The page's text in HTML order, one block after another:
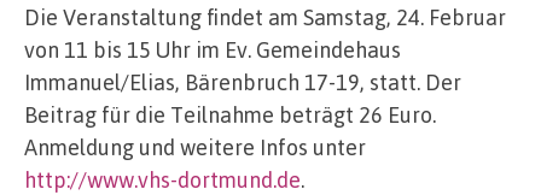
Die Veranstaltung findet am Samstag, 24. Februar
von 11 bis 15 Uhr im Ev. Gemeindehaus
Immanuel/Elias, Bärenbruch 17-19, statt. Der
Beitrag für die Teilnahme beträgt 26 Euro.
Anmeldung und weitere Infos unter
http://www.vhs-dortmund.de.